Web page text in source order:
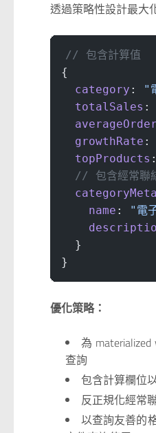
透過策略性設計最大
// 包含計算值
{
  category
: "
  totalSales
:
  growthRate
:
  topProducts
// 包含經常聯
    name
: "電
  }
}
優化策略：
為
查詢
包含計算欄位
反正規化經常
以查詢友善的